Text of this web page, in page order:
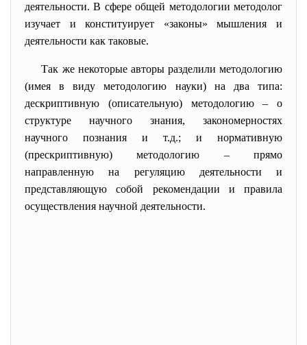
деятельности. В сфере общей методологии методолог
изучает и конституирует «законы» мышления и
деятельности как таковые.
Так же некоторые авторы разделили методологию
(имея в виду методологию науки) на два типа:
дескриптивную (описательную) методологию – о
структуре научного знания, закономерностях
научного познания и т.д.; и нормативную
(прескриптивную) методологию – прямо
направленную на регуляцию деятельности и
представляющую собой рекомендации и правила
осуществления научной деятельности.